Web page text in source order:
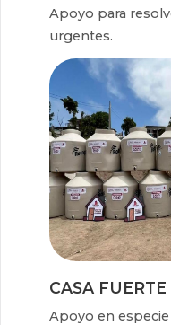
Apoyo para
urgentes.
CASA FUERTE
Apoyo en